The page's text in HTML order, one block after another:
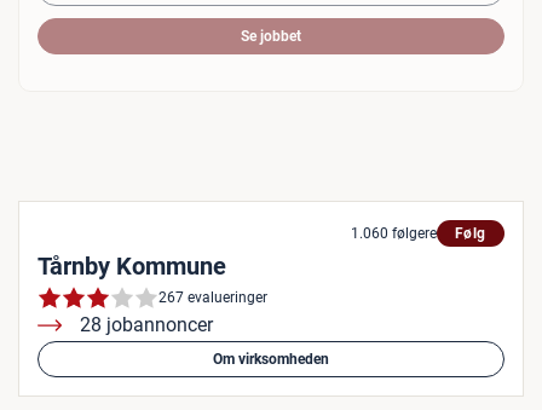
Se jobbet
1.060 følgere Følg
Tårnby Kommune
267 evalueringer
28 jobannoncer
Om virksomheden